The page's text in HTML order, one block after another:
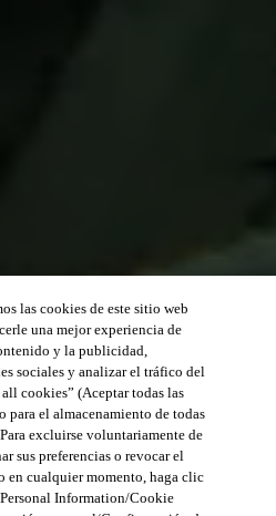
las cookies de este sitio web
una mejor experiencia de
y la publicidad,
sociales y analizar el tráfico del
cookies” (Aceptar todas las
para el almacenamiento de todas
excluirse voluntariamente de
sus preferencias o revocar el
en cualquier momento, haga clic
Information/Cookie